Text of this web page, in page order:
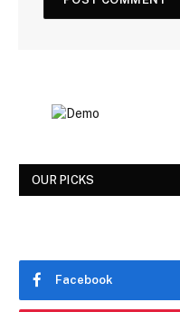
OUR PICKS
Facebook